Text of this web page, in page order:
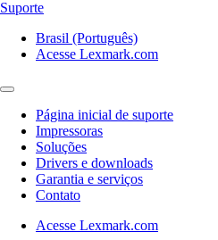
Suporte
Brasil (Português)
Acesse Lexmark.com
Página inicial de suporte
Impressoras
Soluções
Drivers e downloads
Garantia e serviços
Contato
Acesse Lexmark.com